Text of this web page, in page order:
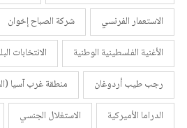
الاستعمار الفرنسي
شركة الصباح إخوان
الأغنية الفلسطينية الوطنية
الانتخابات
رجب طيب أردوغان
منطقة غرب آسيا
الدراما الأميركية
الاستغلال الجنسي